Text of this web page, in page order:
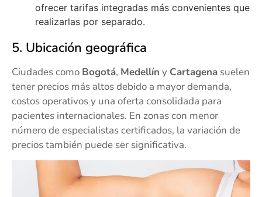
ofrecer tarifas integradas más convenientes que
realizarlas por separado.
5. Ubicación geográfica
Ciudades como Bogotá, Medellín y Cartagena suelen
tener precios más altos debido a mayor demanda,
costos operativos y una oferta consolidada para
pacientes internacionales. En zonas con menor
número de especialistas certificados, la variación de
precios también puede ser significativa.